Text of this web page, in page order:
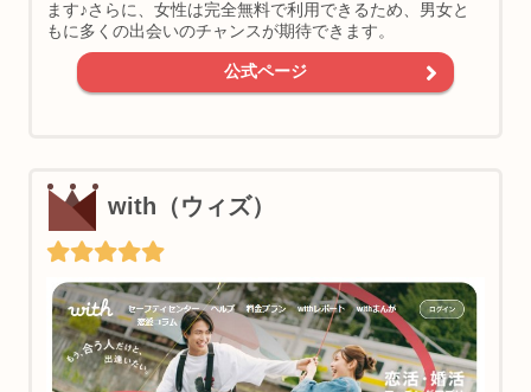
ます♪さらに、女性は完全無料で利用できるため、男女と
もに多くの出会いのチャンスが期待できます。
公式ページ
with（ウィズ）